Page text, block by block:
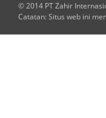
© 2014 PT Zahir
Catatan: Situs web ini